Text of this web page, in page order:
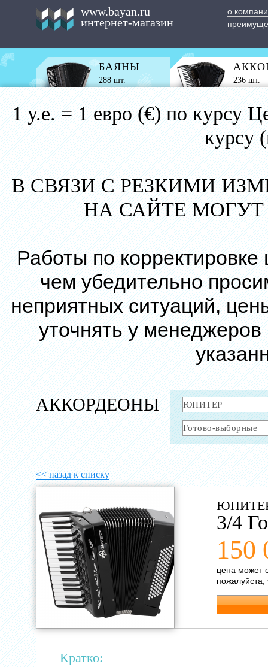
www.bayan.ru
интернет-магазин
о
БАЯНЫ
288 шт. 236 шт.
1 у.е. = 1 евро (€) по курсу
курсу
В СВЯЗИ С РЕЗКИМИ
НА САЙТЕ
Работы по
чем убедительно
неприятных ситуаций,
уточнять у
АККОРДЕОНЫ
<< назад к списку
3/4
150
цена может
пожалуйста,
Кратко: